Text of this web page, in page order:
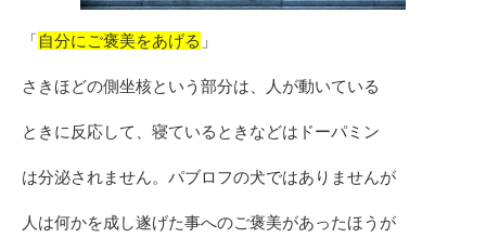
「自分にご褒美をあげる 」
さきほどの側坐核という部分は、人が動いている
ときに反応して、寝ているときなどはドーパミン
は分泌されません。パブロフの犬ではありませんが
人は何かを成し遂げた事へのご褒美があったほうが